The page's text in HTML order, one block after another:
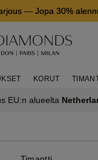
— Jopa 30%
KORUT
EU:n alueelta